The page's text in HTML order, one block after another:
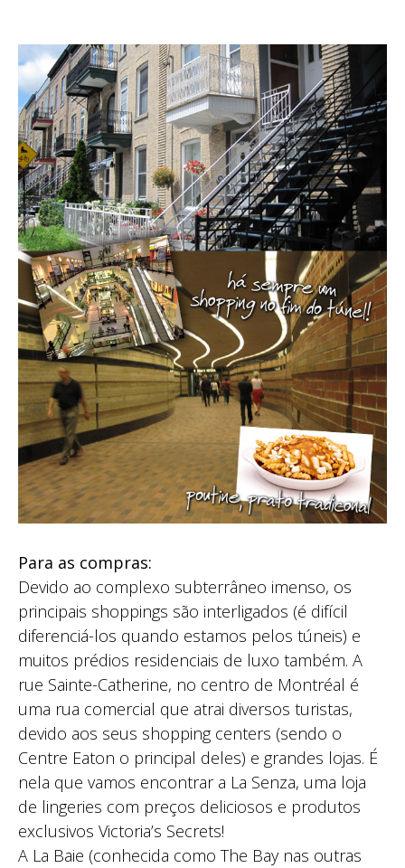
Para as compras:
Devido ao complexo subterrâneo imenso, os
principais shoppings são interligados (é difícil
diferenciá-los quando estamos pelos túneis) e
muitos prédios residenciais de luxo também. A
rue Sainte-Catherine, no centro de Montréal é
uma rua comercial que atrai diversos turistas,
devido aos seus shopping centers (sendo o
Centre Eaton o principal deles) e grandes lojas. É
nela que vamos encontrar a La Senza, uma loja
de lingeries com preços deliciosos e produtos
exclusivos Victoria’s Secrets!
A La Baie (conhecida como The Bay nas outras